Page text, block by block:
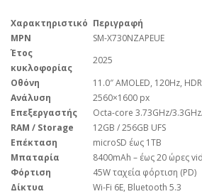
Χαρακτηριστικό Περιγραφή
MPN
SM-X730NZAPEUE
Έτος
κυκλοφορίας
2025
Οθόνη
11.0″ AMOLED, 120Hz,
Ανάλυση
2560×1600 px
Επεξεργαστής
Octa-core 3.73GHz/
RAM / Storage
12GB / 256GB UFS
Επέκταση
microSD έως 1TB
Μπαταρία
8400mAh – έως 20 ώρες
Φόρτιση
45W ταχεία φόρτιση (PD)
Δίκτυα
Wi-Fi 6E, Bluetooth 5.3